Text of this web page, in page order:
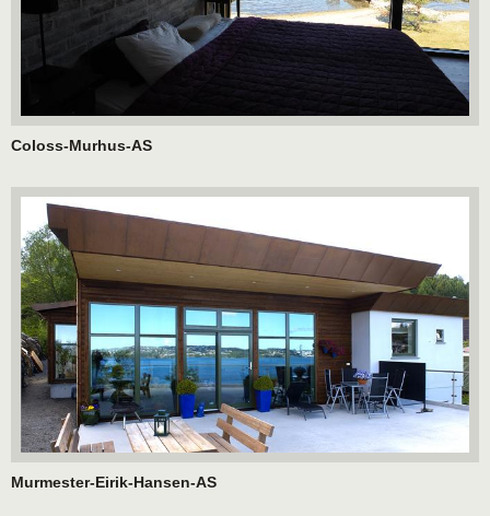
Coloss-Murhus-AS
Murmester-Eirik-Hansen-AS